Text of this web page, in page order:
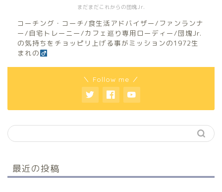
まだまだこれからの団塊Jr.
コーチング・コーチ/食生活アドバイザー/ファンランナ
ー/自宅トレーニー/カフェ巡り専用ローディー/団塊Jr.
の気持ちをチョッピリ上げる事がミッションの1972生
まれの
＼ Follow me ／
最近の投稿